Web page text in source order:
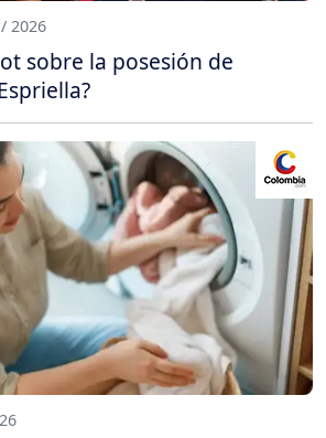
2026
sobre la posesión de